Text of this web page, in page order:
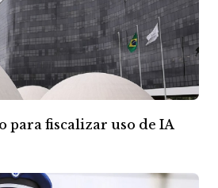
para fiscalizar uso de IA